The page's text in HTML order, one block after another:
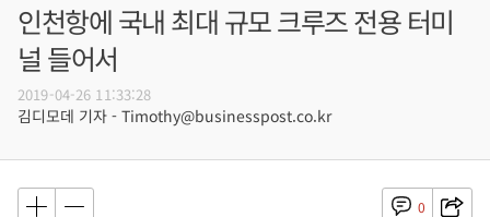
인천항에 국내 최대 규모 크루즈 전용 터미
널 들어서
2019-04-26 11:33:28
김디모데 기자 - Timothy@businesspost.co.kr
0